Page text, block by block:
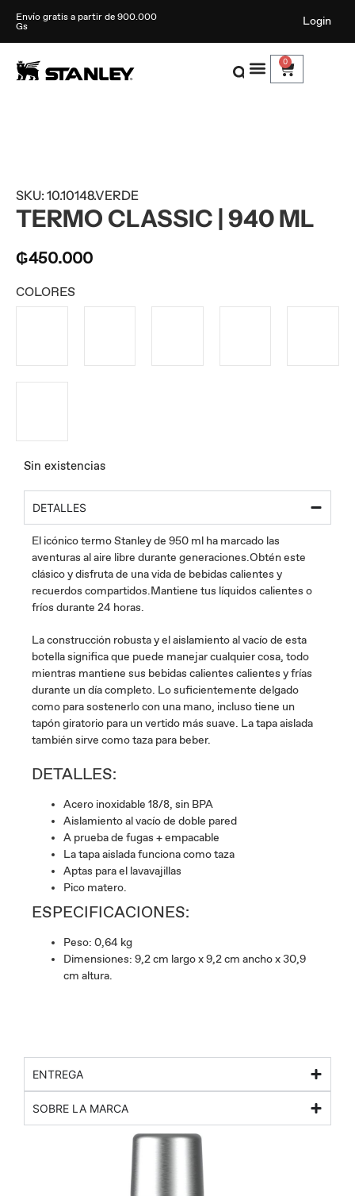
Envío gratis a partir de 900.000
Gs
Login
0
SKU: 10.10148.VERDE
TERMO CLASSIC | 940 ML
₲450.000
COLORES
Sin existencias
DETALLES
El icónico termo Stanley de 950 ml ha marcado las
aventuras al aire libre durante generaciones.Obtén este
clásico y disfruta de una vida de bebidas calientes y
recuerdos compartidos.Mantiene tus líquidos calientes o
fríos durante 24 horas.
La construcción robusta y el aislamiento al vacío de esta
botella significa que puede manejar cualquier cosa, todo
mientras mantiene sus bebidas calientes calientes y frías
durante un día completo. Lo suficientemente delgado
como para sostenerlo con una mano, incluso tiene un
tapón giratorio para un vertido más suave. La tapa aislada
también sirve como taza para beber.
DETALLES:
Acero inoxidable 18/8, sin BPA
Aislamiento al vacío de doble pared
A prueba de fugas + empacable
La tapa aislada funciona como taza
Aptas para el lavavajillas
Pico matero.
ESPECIFICACIONES:
Peso: 0,64 kg
Dimensiones: 9,2 cm largo x 9,2 cm ancho x 30,9
cm altura.
ENTREGA
SOBRE LA MARCA